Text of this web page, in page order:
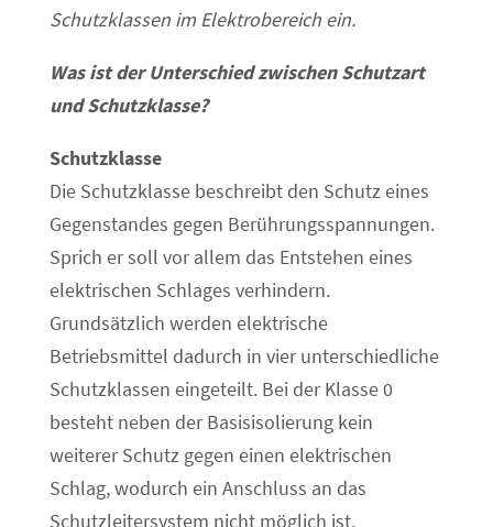
Schutzklassen im Elektrobereich ein.
Was ist der Unterschied zwischen Schutzart
und Schutzklasse?
Schutzklasse
Die Schutzklasse beschreibt den Schutz eines
Gegenstandes gegen Berührungsspannungen.
Sprich er soll vor allem das Entstehen eines
elektrischen Schlages verhindern.
Grundsätzlich werden elektrische
Betriebsmittel dadurch in vier unterschiedliche
Schutzklassen eingeteilt. Bei der Klasse 0
besteht neben der Basisisolierung kein
weiterer Schutz gegen einen elektrischen
Schlag, wodurch ein Anschluss an das
Schutzleitersystem nicht möglich ist.